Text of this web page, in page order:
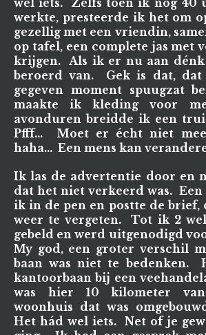
wel iets. Zelfs toen ik nog 40
werkte, presteerde ik het om
gezellig met een vriendin,
op tafel, een complete jas met
krijgen. Als ik er nu aan
beroerd van. Gek is dat,
gegeven moment spuugzat
maakte ik kleding voor
avonduren breidde ik een
Pfff... Moet er écht niet
haha... Een mens kan
Ik las de advertentie door en
dat het niet verkeerd was.
ik in de pen en postte de brief,
weer te vergeten. Tot ik 2
gebeld en werd uitgenodigd
My god, een groter verschil
baan was niet te bedenken.
kantoorbaan bij een
was hier 10 kilometer
woonhuis dat was
Het hád wel iets. Net of je